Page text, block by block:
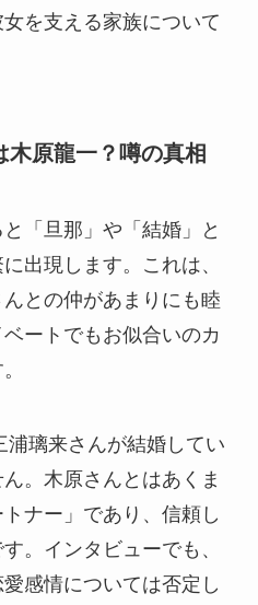
を支える家族について
原龍一？噂の真相
「旦那」や「結婚」と
出現します。これは、
との仲があまりにも睦
ートでもお似合いのカ
浦璃来さんが結婚してい
。木原さんとはあくま
ナー」であり、信頼し
。インタビューでも、
感情については否定し